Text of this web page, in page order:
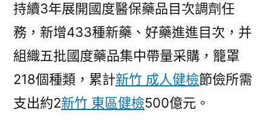
持續3年展開國度醫保藥品目次調劑任
務，新增433種新藥、好藥進進目次，并
組織五批國度藥品集中帶量采購，籠罩
218個種類，累計新竹 成人健檢節儉所需
支出約2新竹 東區健檢500億元。